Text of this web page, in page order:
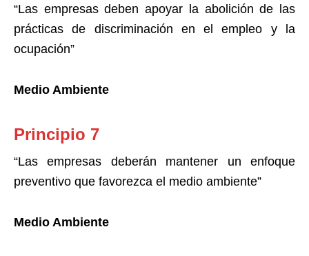
“Las empresas deben apoyar la abolición de las
prácticas de discriminación en el empleo y la
ocupación”
Medio Ambiente
Principio 7
“Las empresas deberán mantener un enfoque
preventivo que favorezca el medio ambiente”
Medio Ambiente